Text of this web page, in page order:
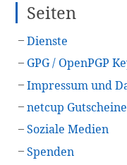
Seitenleiste
Seiten
Dienste
GPG / OpenPGP
Impressum und
netcup Gutscheine
Soziale Medien
Spenden